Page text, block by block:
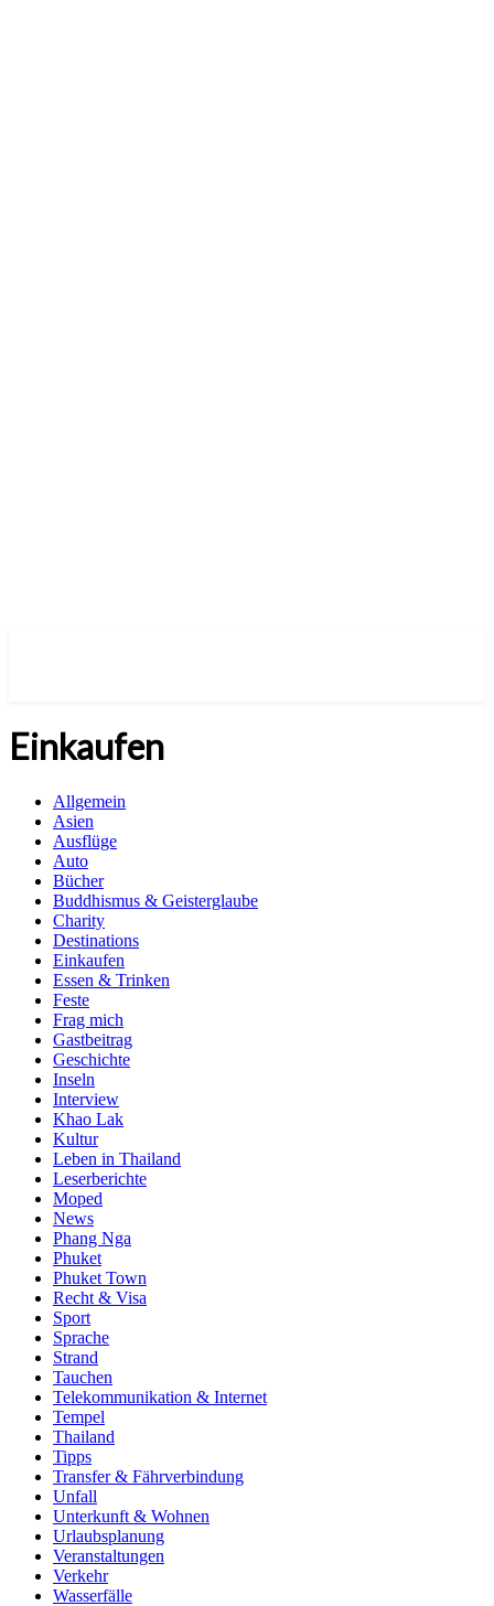
Einkaufen
Allgemein
Asien
Ausflüge
Auto
Bücher
Buddhismus & Geisterglaube
Charity
Destinations
Einkaufen
Essen & Trinken
Feste
Frag mich
Gastbeitrag
Geschichte
Inseln
Interview
Khao Lak
Kultur
Leben in Thailand
Leserberichte
Moped
News
Phang Nga
Phuket
Phuket Town
Recht & Visa
Sport
Sprache
Strand
Tauchen
Telekommunikation & Internet
Tempel
Thailand
Tipps
Transfer & Fährverbindung
Unfall
Unterkunft & Wohnen
Urlaubsplanung
Veranstaltungen
Verkehr
Wasserfälle